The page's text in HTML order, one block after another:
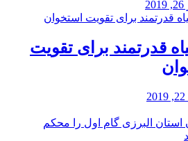
قدرتمند برای تقویت